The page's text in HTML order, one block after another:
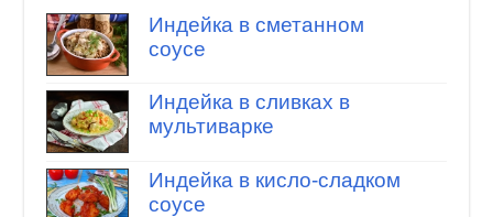
Индейка в сметанном
соусе
Индейка в сливках в
мультиварке
Индейка в кисло-сладком
соусе